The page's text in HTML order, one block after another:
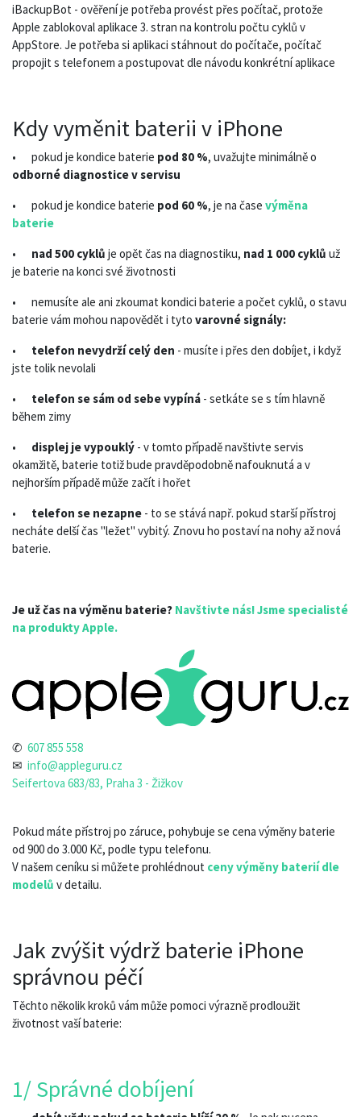
iBackupBot - ověření je potřeba provést přes počítač, protože
Apple zablokoval aplikace 3. stran na kontrolu počtu cyklů v
AppStore. Je potřeba si aplikaci stáhnout do počítače, počítač
propojit s telefonem a postupovat dle návodu konkrétní aplikace
Kdy vyměnit baterii v iPhone
• pokud je kondice baterie pod 80 %, uvažujte minimálně o
odborné diagnostice v servisu
•
pokud je kondice baterie pod 60 %, je na čase výměna
baterie
•
nad 500 cyklů je opět čas na diagnostiku, nad 1 000 cyklů už
je baterie na konci své životnosti
•
nemusíte ale ani zkoumat kondici baterie a počet cyklů, o stavu
baterie vám mohou napovědět i tyto varovné signály:
•
telefon nevydrží celý den - musíte i přes den dobíjet, i když
jste tolik nevolali
•
telefon se sám od sebe vypíná - setkáte se s tím hlavně
během zimy
•
displej je vypouklý - v tomto případě navštivte servis
okamžitě, baterie totiž bude pravděpodobně nafouknutá a v
nejhorším případě může začít i hořet
•
telefon se nezapne - to se stává např. pokud starší přístroj
necháte delší čas "ležet" vybitý. Znovu ho postaví na nohy až nová
baterie.
Je už čas na výměnu baterie? Navštivte nás! Jsme specialisté
na produkty Apple.
✆ 607 855 558
✉ info@appleguru.cz
Seifertova 683/83, Praha 3 - Žižkov
Pokud máte přístroj po záruce, pohybuje se cena výměny baterie
od 900 do 3.000 Kč, podle typu telefonu.
V našem ceníku si můžete prohlédnout ceny výměny baterií dle
modelů v detailu.
Jak zvýšit výdrž baterie iPhone
správnou péčí
Těchto několik kroků vám může pomoci výrazně prodloužit
životnost vaší baterie:
1/ Správné dobíjení